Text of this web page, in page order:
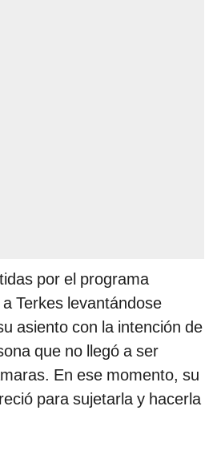
por el programa
Terkes levantándose
asiento con la intención de
que no llegó a ser
En ese momento, su
para sujetarla y hacerla